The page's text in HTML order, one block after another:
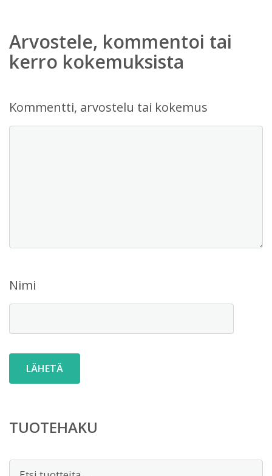
Arvostele, kommentoi tai
kerro kokemuksista
Kommentti, arvostelu tai kokemus
Nimi
TUOTEHAKU
Etsi: